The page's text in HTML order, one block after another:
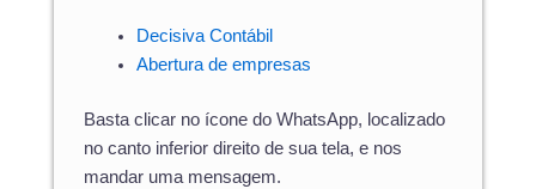
Decisiva Contábil
Abertura de empresas
Basta clicar no ícone do WhatsApp, localizado
no canto inferior direito de sua tela, e nos
mandar uma mensagem.